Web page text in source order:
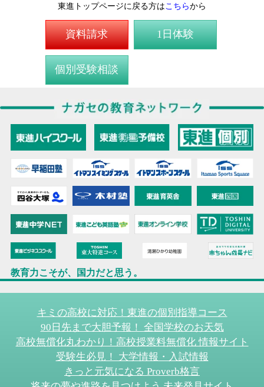
東進トップページに戻る方はこちらから
資料請求 1日体験
個別受験相談
教育力こそが、国力だと思う。
キミの高校に対応！東進の個別指導コース
90日先まで大胆予報！ 全国学校のお天気
高校無償化丸わかり！高校授業料無償化 情報サイト
受験生必見！ 大学情報・入試情報
きっと元気になる Proverb格言